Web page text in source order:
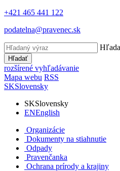
+421 465 441 122
podatelna@pravenec.sk
Hľadať
rozšírené vyhľadávanie
Mapa webu RSS
SKSlovensky
SKSlovensky
ENEnglish
Organizácie
Dokumenty na stiahnutie
Odpady
Pravenčanka
Ochrana prírody a krajiny